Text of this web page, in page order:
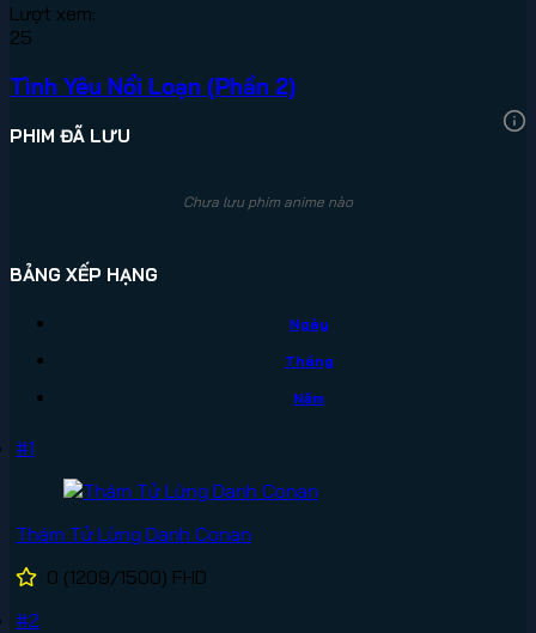
Lượt xem:
25
Tình Yêu Nổi Loạn (Phần 2)
PHIM ĐÃ LƯU
Chưa lưu phim anime nào
BẢNG XẾP HẠNG
Ngày
Tháng
Năm
#1
Thám Tử Lừng Danh Conan
0 (1209/1500) FHD
#2